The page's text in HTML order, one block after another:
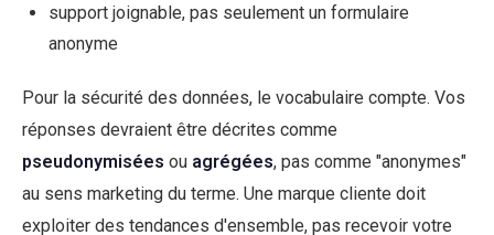
support joignable, pas seulement un formulaire
anonyme
Pour la sécurité des données, le vocabulaire compte. Vos
réponses devraient être décrites comme
pseudonymisées ou agrégées, pas comme "anonymes"
au sens marketing du terme. Une marque cliente doit
exploiter des tendances d'ensemble, pas recevoir votre